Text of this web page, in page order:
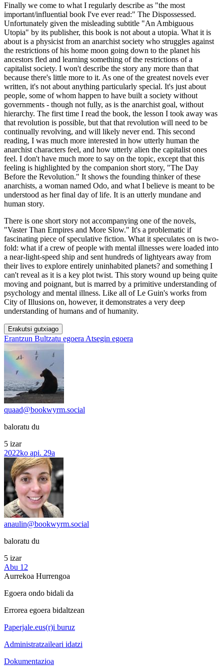
Finally we come to what I regularly describe as "the most
important/influential book I've ever read:" The Dispossessed.
Unfortunately given the misleading subtitle "An Ambiguous
Utopia" by its publisher, this book is not about a utopia. What it is
about is a physicist from an anarchist society who struggles against
the restrictions of his home moon going down to the planet his
ancestors fled and learning something of the restrictions of a
capitalist society. I won't describe the story any more than that
because there's little more to it. As one of the greatest novels ever
written, it's not about anything particularly special. It's just about
people, some of whom happen to have built a society without
governments - though not fully, as is the anarchist goal, without
hierarchy. The first time I read the book, the lesson I took away was
that revolution is possible, but that that revolution will need to be
continually revolving, and will likely never end. This second
reading, I was much more interested in how utterly human the
anarchist characters feel, and how utterly alien the capitalist ones
feel. I don't have much more to say on the topic, except that this
feeling is highlighted by the companion short story, "The Day
Before the Revolution." It shows the founding thinker of these
anarchists, a woman named Odo, and what I believe is meant to be
understood as her final day of life. It is an utterly mundane and
human story.
There is one short story not accompanying one of the novels,
"Vaster Than Empires and More Slow." It's a problematic if
fascinating piece of speculative fiction. What it speculates on is two-
fold: what if a crew of people with mental illnesses were loaded into
a near-light-speed ship and sent hundreds of lightyears away from
their lives to explore entirely uninhabited planets? and something I
can't reveal as it is a key plot twist. This story wound up being quite
moving and poignant, but is marred by a primitive understanding of
psychology and mental illness. Like all of Le Guin's works from
City of Illusions on, however, it demonstrates a very deep
understanding of humans and of humanity.
Erakutsi gutxiago
Erantzun Bultzatu egoera Atsegin egoera
quaad@bookwyrm.social
baloratu du
5 izar
2022ko api. 29a
anaulin@bookwyrm.social
baloratu du
5 izar
Abu 12
Aurrekoa Hurrengoa
Egoera ondo bidali da
Errorea egoera bidaltzean
Paperjale.eus(r)i buruz
Administratzaileari idatzi
Dokumentazioa